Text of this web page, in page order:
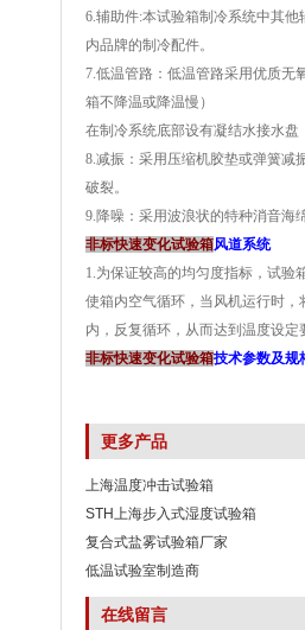
6.辅助件:本试验箱制冷系统中其他辅
内品牌的制冷配件。
7.低温管路：低温管路采用优质无
箱不降温或降温慢）
在制冷系统底部设有凝结水接水盘，
8.减振：采用压缩机胶垫或弹簧
破裂。
9.降噪：采用波浪状的特种消音海绵
非标快速变化试验箱风道系统
1.为保证较高的均匀度指标，试验
使箱内空气循环，当风机运行时
内，反复循环，从而达到温度设定要
非标快速变化试验箱技术参数及规
更多产品
上海温度冲击试验箱
STH上海步入式湿度试验箱
复合式盐雾试验箱厂家
低温试验室制造商
在线留言